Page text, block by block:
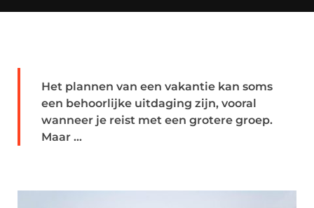
Het plannen van een vakantie kan soms
een behoorlijke uitdaging zijn, vooral
wanneer je reist met een grotere groep.
Maar ...